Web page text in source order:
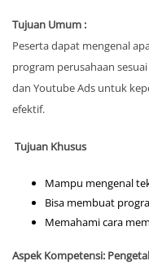
Tujuan Umum :
Peserta dapat mengenal
program perusahaan
dan Youtube Ads untuk
efektif.
Tujuan Khusus
Mampu mengenal
Bisa membuat
Memahami cara
Aspek Kompetensi: